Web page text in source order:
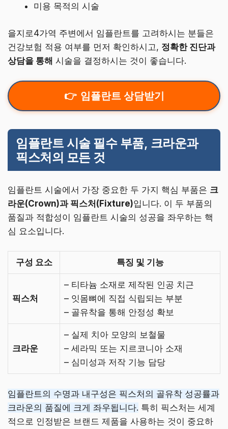
미용 목적의 시술
을지로4가역 주변에서 임플란트를 고려하시는 분들은
건강보험 적용 여부를 먼저 확인하시고, 정확한 진단과
상담을 통해 시술을 결정하시는 것이 좋습니다.
임플란트 상담받기
임플란트 시술 필수 부품, 크라운과
픽스처의 모든 것
임플란트 시술에서 가장 중요한 두 가지 핵심 부품은 크
라운(Crown)과 픽스처(Fixture)입니다. 이 두 부품의
품질과 적합성이 임플란트 시술의 성공을 좌우하는 핵
심 요소입니다.
구성 요소 특징 및 기능
픽스처
– 티타늄 소재로 제작된 인공 치근
– 잇몸뼈에 직접 식립되는 부분
– 골유착을 통해 안정성 확보
크라운
– 실제 치아 모양의 보철물
– 세라믹 또는 지르코니아 소재
– 심미성과 저작 기능 담당
임플란트의 수명과 내구성은 픽스처의 골유착 성공률과
크라운의 품질에 크게 좌우됩니다. 특히 픽스처는 세계
적으로 인정받은 브랜드 제품을 사용하는 것이 중요하